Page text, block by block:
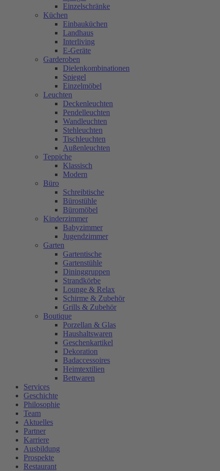
Einzelschränke
Küchen
Einbauküchen
Landhaus
Interliving
E-Geräte
Garderoben
Dielenkombinationen
Spiegel
Einzelmöbel
Leuchten
Deckenleuchten
Pendelleuchten
Wandleuchten
Stehleuchten
Tischleuchten
Außenleuchten
Teppiche
Klassisch
Modern
Büro
Schreibtische
Bürostühle
Büromöbel
Kinderzimmer
Babyzimmer
Jugendzimmer
Garten
Gartentische
Gartenstühle
Dininggruppen
Strandkörbe
Lounge & Relax
Schirme & Zubehör
Grills & Zubehör
Boutique
Porzellan & Glas
Haushaltswaren
Geschenkartikel
Dekoration
Badaccessoires
Heimtextilien
Bettwaren
Services
Geschichte
Philosophie
Team
Aktuelles
Partner
Karriere
Ausbildung
Prospekte
Restaurant